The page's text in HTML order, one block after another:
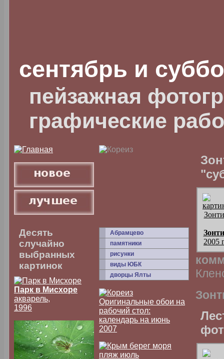
сентябрь и
пейзажная
графические
Десять
случайно
выбранных
картинок
Парк в Мисхоре
акварель,
1996
Абрамцево
памятники
рисунки
виды ЮБК
дворцы Ялты
Оригинальные обои на
рабочий стол:
календарь на июнь
2007
2005